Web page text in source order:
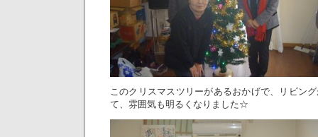
このクリスマスツリーがあるおかげで、リビン
て、雰囲気も明るくなりました☆